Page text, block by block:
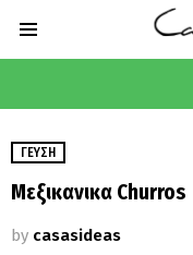
ΓΕΎΣΗ
Μεξικανικα Churros
by casasideas